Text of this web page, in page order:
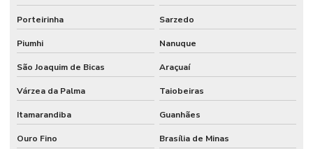
Porteirinha Sarzedo
Piumhi Nanuque
São Joaquim de Bicas Araçuaí
Várzea da Palma Taiobeiras
Itamarandiba Guanhães
Ouro Fino Brasília de Minas